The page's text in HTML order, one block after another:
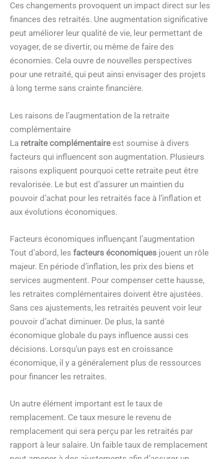
Ces changements provoquent un impact direct sur les
finances des retraités. Une augmentation significative
peut améliorer leur qualité de vie, leur permettant de
voyager, de se divertir, ou même de faire des
économies. Cela ouvre de nouvelles perspectives
pour une retraité, qui peut ainsi envisager des projets
à long terme sans crainte financière.
Les raisons de l’augmentation de la retraite
complémentaire
La retraite complémentaire est soumise à divers
facteurs qui influencent son augmentation. Plusieurs
raisons expliquent pourquoi cette retraite peut être
revalorisée. Le but est d’assurer un maintien du
pouvoir d’achat pour les retraités face à l’inflation et
aux évolutions économiques.
Facteurs économiques influençant l’augmentation
Tout d’abord, les facteurs économiques jouent un rôle
majeur. En période d’inflation, les prix des biens et
services augmentent. Pour compenser cette hausse,
les retraites complémentaires doivent être ajustées.
Sans ces ajustements, les retraités peuvent voir leur
pouvoir d’achat diminuer. De plus, la santé
économique globale du pays influence aussi ces
décisions. Lorsqu’un pays est en croissance
économique, il y a généralement plus de ressources
pour financer les retraites.
Un autre élément important est le taux de
remplacement. Ce taux mesure le revenu de
remplacement qui sera perçu par les retraités par
rapport à leur salaire. Un faible taux de remplacement